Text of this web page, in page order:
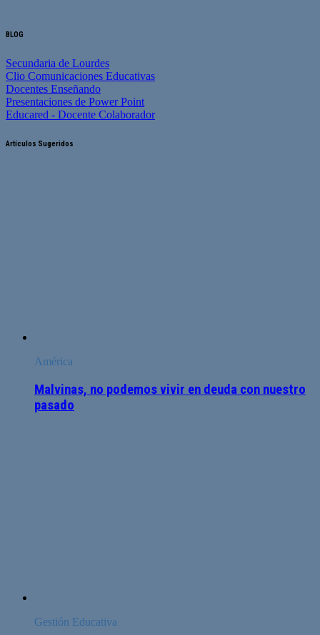
BLOG
Secundaria de Lourdes
Clio Comunicaciones Educativas
Docentes Enseñando
Presentaciones de Power Point
Educared - Docente Colaborador
Artículos Sugeridos
América
Malvinas, no podemos vivir en deuda con nuestro
pasado
Gestión Educativa